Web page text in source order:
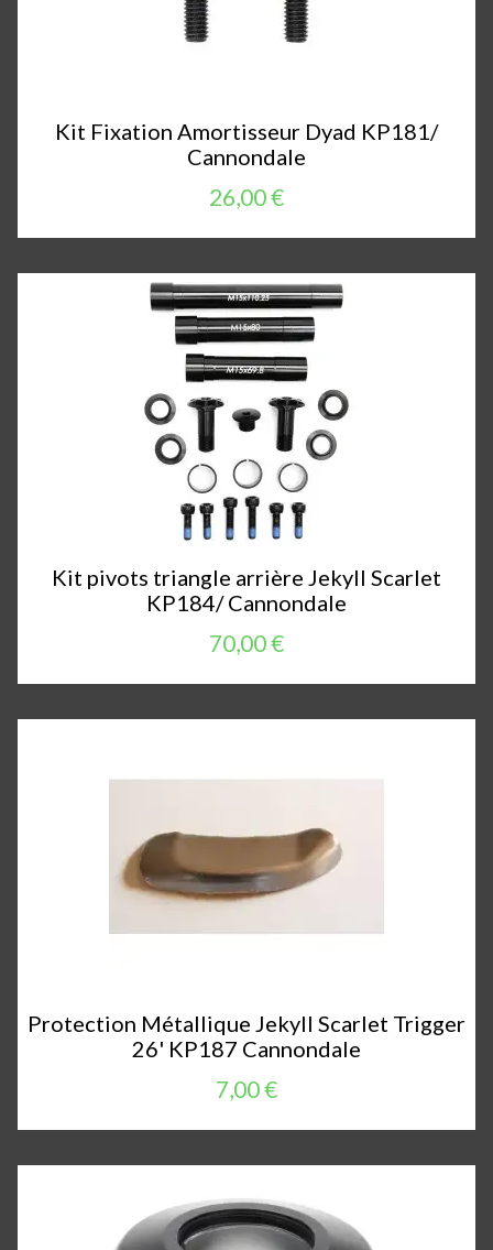
Kit Fixation Amortisseur Dyad KP181/
Cannondale
26,00 €
Kit pivots triangle arrière Jekyll Scarlet
KP184/ Cannondale
70,00 €
Protection Métallique Jekyll Scarlet Trigger
26' KP187 Cannondale
7,00 €